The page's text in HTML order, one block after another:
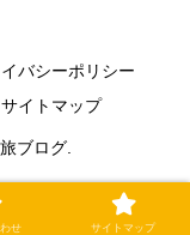
バシーポリシー
サイトマップ
ブログ.
せ サイトマップ